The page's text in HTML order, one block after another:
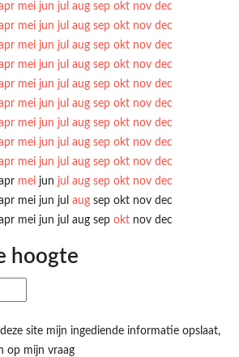
mei jun jul aug sep okt nov dec
mei jun jul aug sep okt nov dec
mei jun jul aug sep okt nov dec
mei jun jul aug sep okt nov dec
mei jun jul aug sep okt nov dec
mei jun jul aug sep okt nov dec
mei jun jul aug sep okt nov dec
mei jun jul aug sep okt nov dec
mei jun jul aug sep okt nov dec
mei jun jul aug sep okt nov dec
mei jun jul aug sep okt nov dec
mei jun jul aug sep okt nov dec
hoogte
site mijn ingediende informatie opslaat,
op mijn vraag